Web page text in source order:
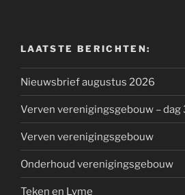
LAATSTE BERICHTEN:
Nieuwsbrief augustus 2026
Verven verenigingsgebouw – dag
Verven verenigingsgebouw
Onderhoud verenigingsgebouw
Teken en Lyme